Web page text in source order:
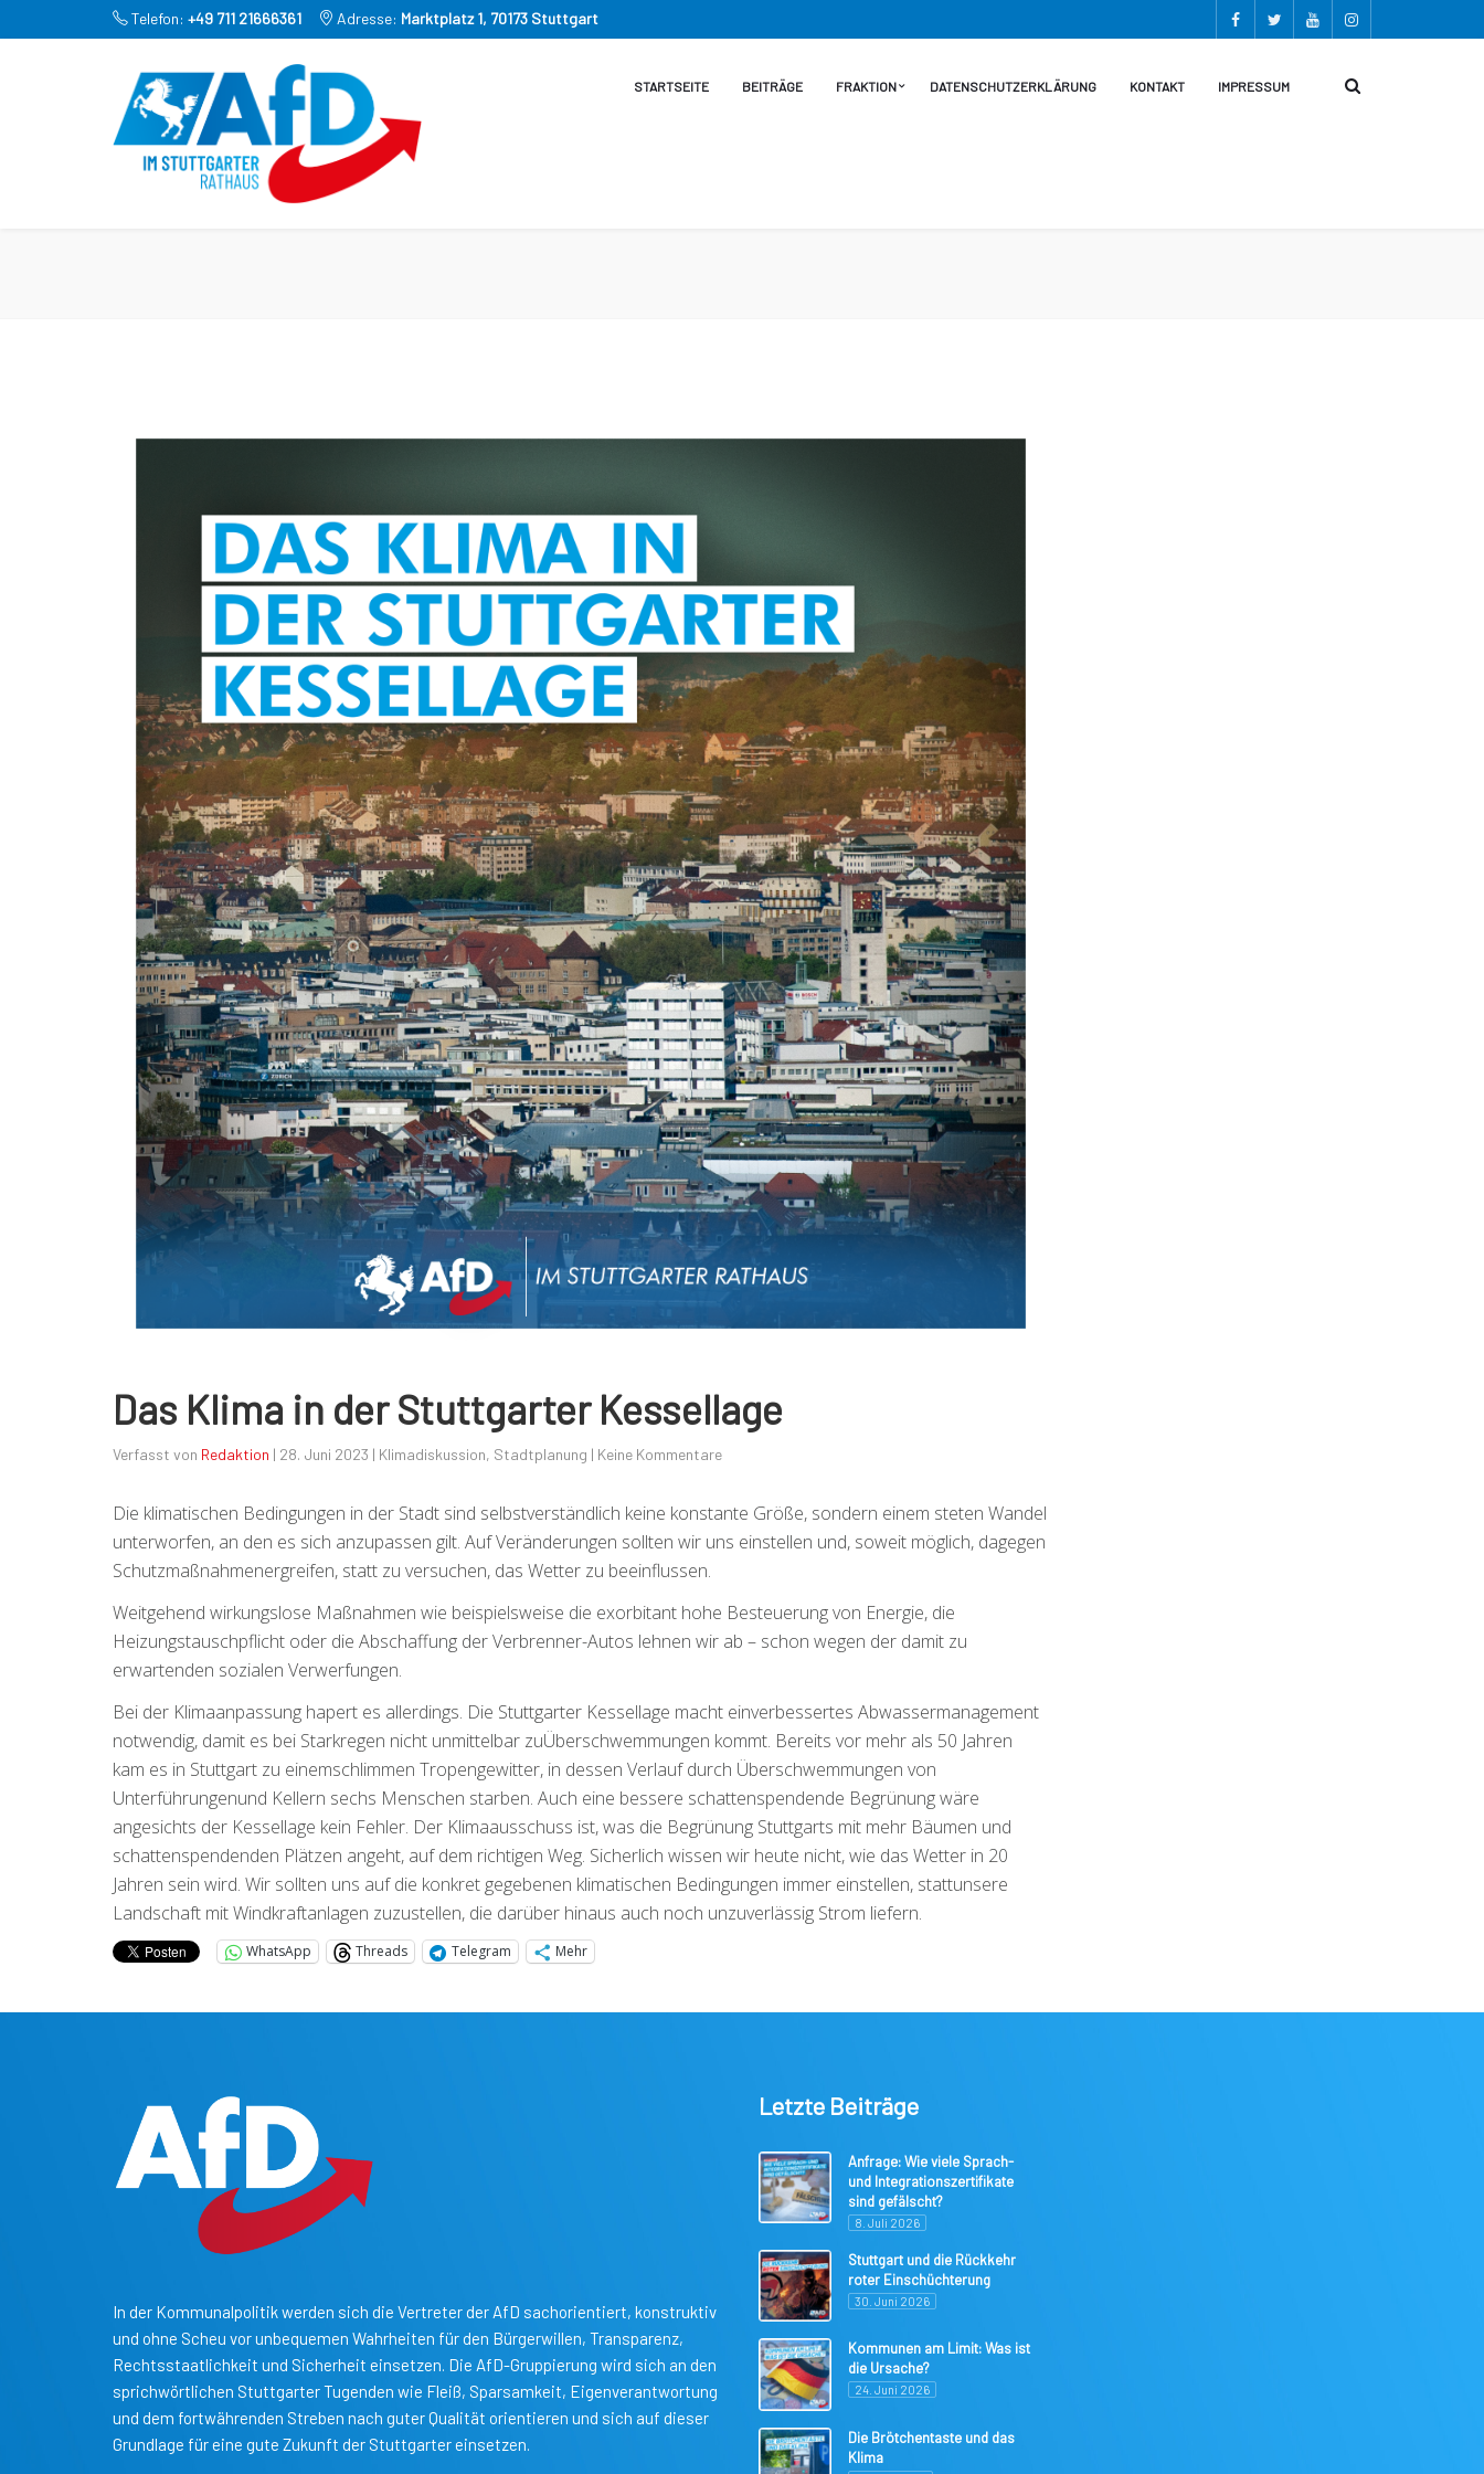
Telefon: +49 711 21666361 Adresse: Marktplatz 1, 70173 Stuttgart
STARTSEITE BEITRÄGE FRAKTION DATENSCHUTZERKLÄRUNG KONTAKT IMPRESSUM
Das Klima in der Stuttgarter Kessellage
Verfasst von Redaktion | 28. Juni 2023 | Klimadiskussion, Stadtplanung | Keine Kommentare
Die klimatischen Bedingungen in der Stadt sind selbstverständlich keine konstante Größe, sondern einem steten Wandel
unterworfen, an den es sich anzupassen gilt. Auf Veränderungen sollten wir uns einstellen und, soweit möglich, dagegen
Schutzmaßnahmenergreifen, statt zu versuchen, das Wetter zu beeinflussen.
Weitgehend wirkungslose Maßnahmen wie beispielsweise die exorbitant hohe Besteuerung von Energie, die
Heizungstauschpflicht oder die Abschaffung der Verbrenner-Autos lehnen wir ab – schon wegen der damit zu
erwartenden sozialen Verwerfungen.
Bei der Klimaanpassung hapert es allerdings. Die Stuttgarter Kessellage macht einverbessertes Abwassermanagement
notwendig, damit es bei Starkregen nicht unmittelbar zuÜberschwemmungen kommt. Bereits vor mehr als 50 Jahren
kam es in Stuttgart zu einemschlimmen Tropengewitter, in dessen Verlauf durch Überschwemmungen von
Unterführungenund Kellern sechs Menschen starben. Auch eine bessere schattenspendende Begrünung wäre
angesichts der Kessellage kein Fehler. Der Klimaausschuss ist, was die Begrünung Stuttgarts mit mehr Bäumen und
schattenspendenden Plätzen angeht, auf dem richtigen Weg. Sicherlich wissen wir heute nicht, wie das Wetter in 20
Jahren sein wird. Wir sollten uns auf die konkret gegebenen klimatischen Bedingungen immer einstellen, stattunsere
Landschaft mit Windkraftanlagen zuzustellen, die darüber hinaus auch noch unzuverlässig Strom liefern.
WhatsApp Threads Telegram Mehr
In der Kommunalpolitik werden sich die Vertreter der AfD sachorientiert, konstruktiv
und ohne Scheu vor unbequemen Wahrheiten für den Bürgerwillen, Transparenz,
Rechtsstaatlichkeit und Sicherheit einsetzen. Die AfD-Gruppierung wird sich an den
sprichwörtlichen Stuttgarter Tugenden wie Fleiß, Sparsamkeit, Eigenverantwortung
und dem fortwährenden Streben nach guter Qualität orientieren und sich auf dieser
Grundlage für eine gute Zukunft der Stuttgarter einsetzen.
Letzte Beiträge
Anfrage: Wie viele Sprach-
und Integrationszertifikate
sind gefälscht?
8. Juli 2026
Stuttgart und die Rückkehr
roter Einschüchterung
30. Juni 2026
Kommunen am Limit: Was ist
die Ursache?
24. Juni 2026
Die Brötchentaste und das
Klima